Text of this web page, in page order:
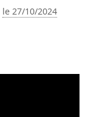
le 27/10/2024